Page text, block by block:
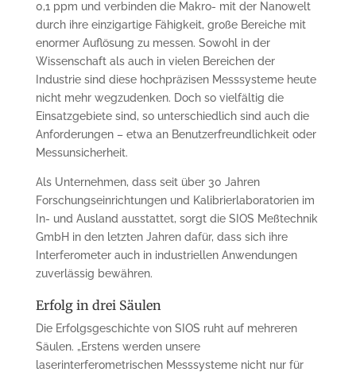
0,1 ppm und verbinden die Makro- mit der Nanowelt
durch ihre einzigartige Fähigkeit, große Bereiche mit
enormer Auflösung zu messen. Sowohl in der
Wissenschaft als auch in vielen Bereichen der
Industrie sind diese hochpräzisen Messsysteme heute
nicht mehr wegzudenken. Doch so vielfältig die
Einsatzgebiete sind, so unterschiedlich sind auch die
Anforderungen – etwa an Benutzerfreundlichkeit oder
Messunsicherheit.
Als Unternehmen, dass seit über 30 Jahren
Forschungseinrichtungen und Kalibrierlaboratorien im
In- und Ausland ausstattet, sorgt die SIOS Meßtechnik
GmbH in den letzten Jahren dafür, dass sich ihre
Interferometer auch in industriellen Anwendungen
zuverlässig bewähren.
Erfolg in drei Säulen
Die Erfolgsgeschichte von SIOS ruht auf mehreren
Säulen. „Erstens werden unsere
laserinterferometrischen Messsysteme nicht nur für